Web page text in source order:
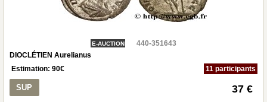
E-AUCTION
440-351643
DIOCLÉTIEN Aurelianus
Estimation: 90€ 11 participants
SUP 37 €